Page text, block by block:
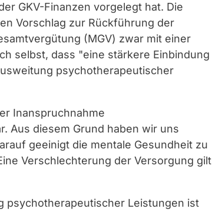
GKV-Finanzen vorgelegt hat. Die
Vorschlag zur Rückführung der
(MGV) zwar mit einer
selbst, dass "eine stärkere Einbindung
psychotherapeutischer
Inanspruchnahme
Aus diesem Grund haben wir uns
geeinigt die mentale Gesundheit zu
Verschlechterung der Versorgung gilt
psychotherapeutischer Leistungen ist